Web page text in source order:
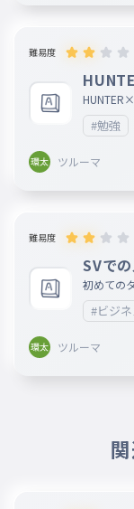
でもい
タグ
グが増
かなと
そこ
規約違反が確認
となります
規約違反が確
となります
難易度
クター
す。 幻
について
#勉強
ツルーマ
難易度
SVで
初めての
モンが好
#ビジネ
ツルーマ